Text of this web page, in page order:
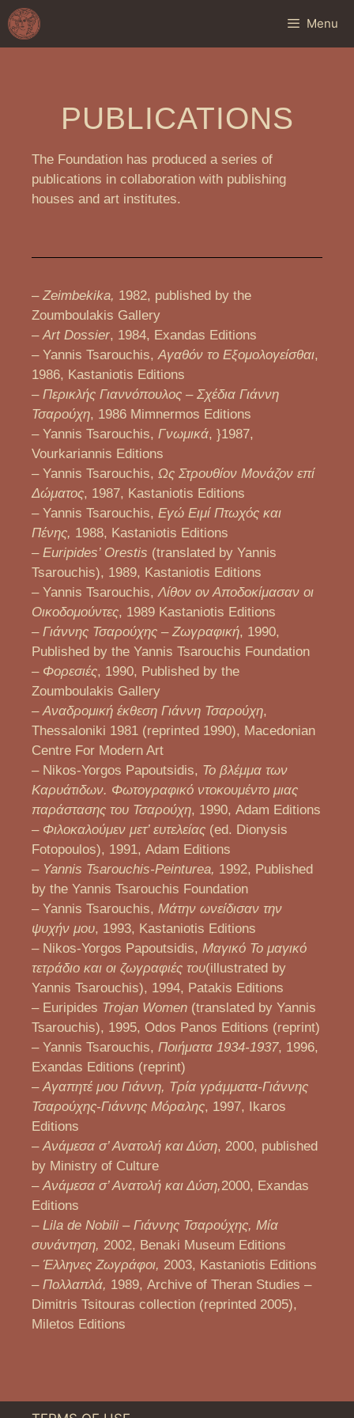
Menu
PUBLICATIONS
The Foundation has produced a series of
publications in collaboration with publishing
houses and art institutes.
– Zeimbekika, 1982, published by the
Zoumboulakis Gallery
– Art Dossier, 1984, Exandas Editions
– Yannis Tsarouchis, Αγαθόν το Εξομολογείσθαι,
1986, Kastaniotis Editions
– Περικλής Γιαννόπουλος – Σχέδια Γιάννη
Τσαρούχη, 1986 Mimnermos Editions
– Yannis Tsarouchis, Γνωμικά, }1987,
Vourkariannis Editions
– Yannis Tsarouchis, Ως Στρουθίον Μονάζον επί
Δώματος, 1987, Kastaniotis Editions
– Yannis Tsarouchis, Εγώ Ειμί Πτωχός και
Πένης, 1988, Kastaniotis Editions
– Euripides’ Orestis (translated by Yannis
Tsarouchis), 1989, Kastaniotis Editions
– Yannis Tsarouchis, Λίθον ον Αποδοκίμασαν οι
Οικοδομούντες, 1989 Kastaniotis Editions
– Γιάννης Τσαρούχης – Ζωγραφική, 1990,
Published by the Yannis Tsarouchis Foundation
– Φορεσιές, 1990, Published by the
Zoumboulakis Gallery
– Αναδρομική έκθεση Γιάννη Τσαρούχη,
Thessaloniki 1981 (reprinted 1990), Macedonian
Centre For Modern Art
– Nikos-Yorgos Papoutsidis, Το βλέμμα των
Καρυάτιδων. Φωτογραφικό ντοκουμέντο μιας
παράστασης του Τσαρούχη, 1990, Adam Editions
– Φιλοκαλούμεν μετ’ ευτελείας (ed. Dionysis
Fotopoulos), 1991, Adam Editions
– Yannis Tsarouchis-Peinturea, 1992, Published
by the Yannis Tsarouchis Foundation
– Yannis Tsarouchis, Μάτην ωνείδισαν την
ψυχήν μου, 1993, Kastaniotis Editions
– Nikos-Yorgos Papoutsidis, Μαγικό Το μαγικό
τετράδιο και οι ζωγραφιές του(illustrated by
Yannis Tsarouchis), 1994, Patakis Editions
– Euripides Trojan Women (translated by Yannis
Tsarouchis), 1995, Odos Panos Editions (reprint)
– Yannis Tsarouchis, Ποιήματα 1934-1937, 1996,
Exandas Editions (reprint)
– Αγαπητέ μου Γιάννη, Τρία γράμματα-Γιάννης
Τσαρούχης-Γιάννης Μόραλης, 1997, Ikaros
Editions
– Ανάμεσα σ’ Ανατολή και Δύση, 2000, published
by Ministry of Culture
– Ανάμεσα σ’ Ανατολή και Δύση,2000, Exandas
Editions
– Lila de Nobili – Γιάννης Τσαρούχης, Μία
συνάντηση, 2002, Benaki Museum Editions
– Έλληνες Ζωγράφοι, 2003, Kastaniotis Editions
– Πολλαπλά, 1989, Archive of Theran Studies –
Dimitris Tsitouras collection (reprinted 2005),
Miletos Editions